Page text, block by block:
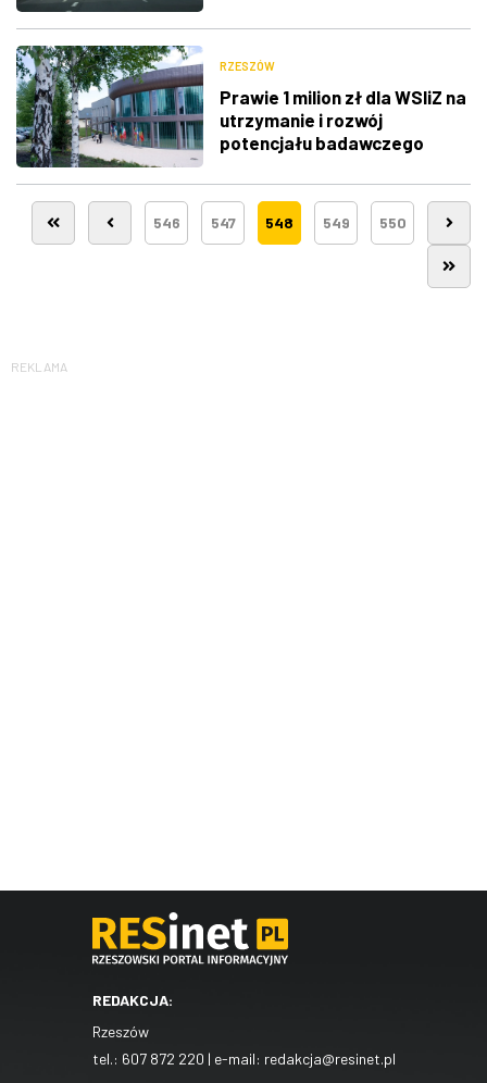
RZESZÓW
Prawie 1 milion zł dla WSIiZ na
utrzymanie i rozwój
potencjału badawczego
546 547 548 549 550
REKLAMA
REDAKCJA:
Rzeszów
tel.: 607 872 220 | e-mail: redakcja@resinet.pl